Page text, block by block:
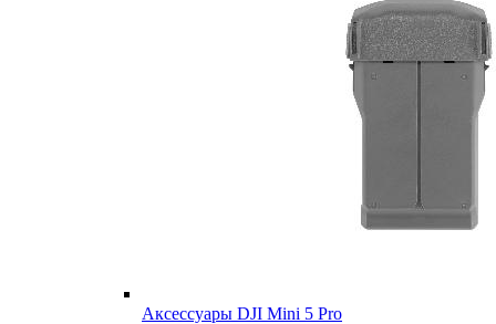
Аксессуары DJI Mini 5 Pro